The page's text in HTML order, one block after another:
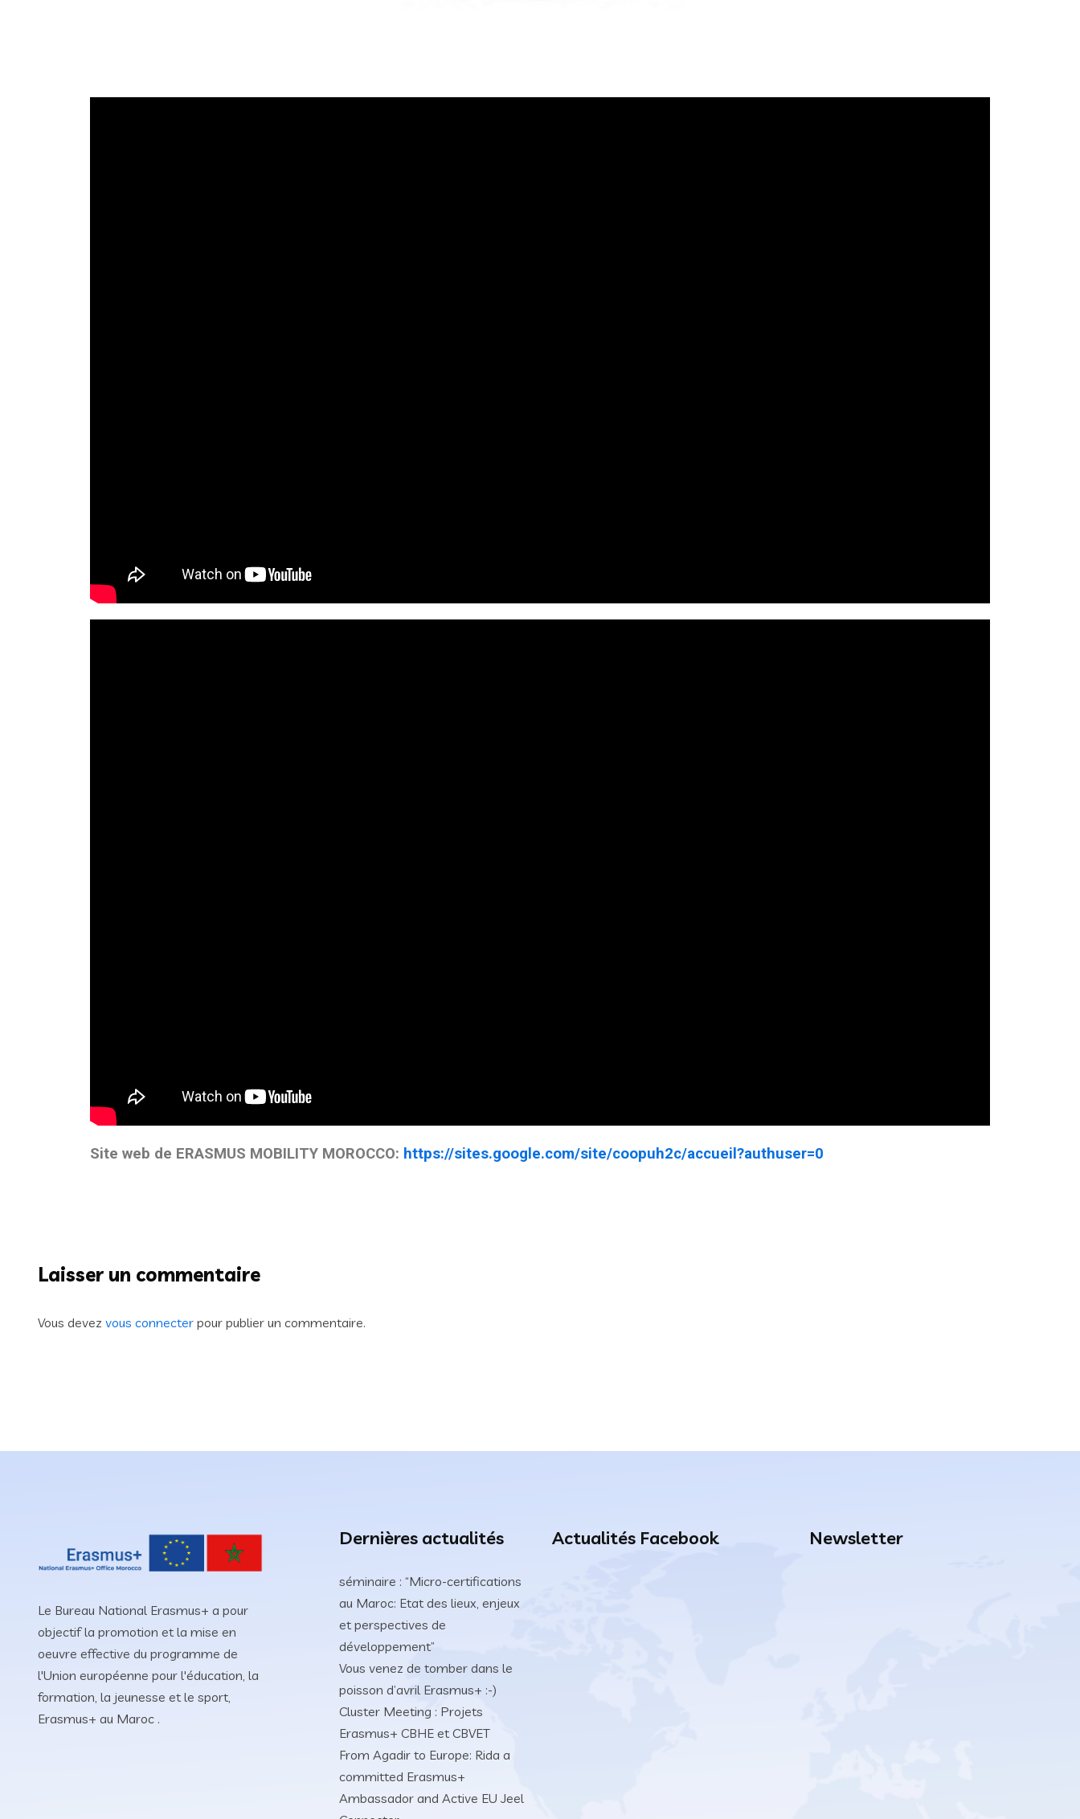
Site web de ERASMUS MOBILITY MOROCCO: https://sites.google.com/site/coopuh2c/accueil?authuser=0
Laisser un commentaire
Vous devez vous connecter pour publier un commentaire.
Le Bureau National Erasmus+ a pour
objectif la promotion et la mise en
oeuvre effective du programme de
l'Union européenne pour l'éducation, la
formation, la jeunesse et le sport,
Erasmus+ au Maroc .
Dernières actualités
séminaire : “Micro-certifications
au Maroc: Etat des lieux, enjeux
et perspectives de
développement”
Vous venez de tomber dans le
poisson d’avril Erasmus+ :-)
Cluster Meeting : Projets
Erasmus+ CBHE et CBVET
From Agadir to Europe: Rida a
committed Erasmus+
Ambassador and Active EU Jeel
Actualités Facebook Newsletter